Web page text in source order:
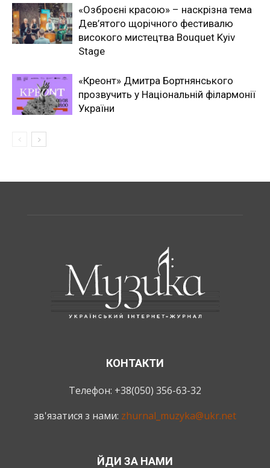
«Озброєні красою» – наскрізна тема
Дев’ятого щорічного фестивалю
високого мистецтва Bouquet Kyiv
Stage
«Креонт» Дмитра Бортнянського
прозвучить у Національній філармонії
України
КОНТАКТИ
Телефон: +38(050) 356-63-32
зв'язатися з нами: zhurnal_muzyka@ukr.net
ЙДИ ЗА НАМИ